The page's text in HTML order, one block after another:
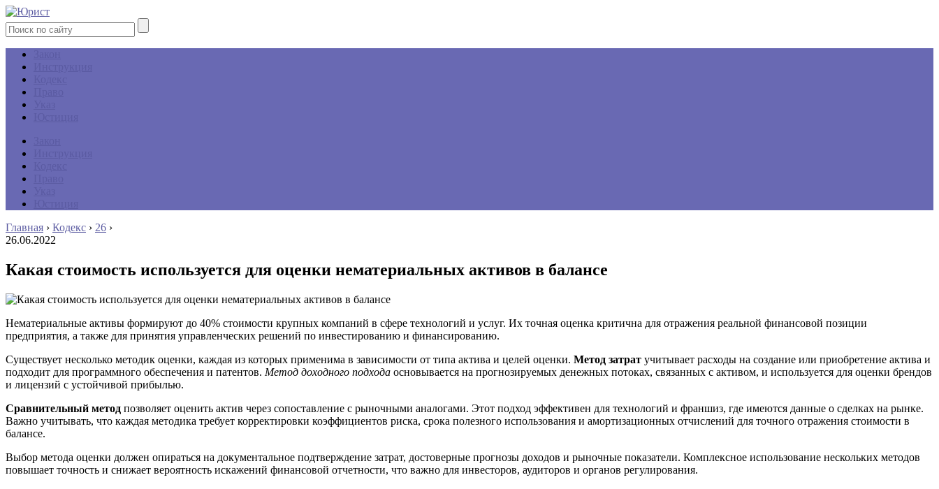
Главная › Кодекс › 26 ›
26.06.2022
Какая стоимость используется для оценки нематериальных активов в балансе
Нематериальные активы формируют до 40% стоимости крупных компаний в сфере технологий и услуг. Их точная оценка критична для отражения реальной финансовой позиции
предприятия, а также для принятия управленческих решений по инвестированию и финансированию.
Существует несколько методик оценки, каждая из которых применима в зависимости от типа актива и целей оценки. Метод затрат учитывает расходы на создание или приобретение актива и
подходит для программного обеспечения и патентов. Метод доходного подхода основывается на прогнозируемых денежных потоках, связанных с активом, и используется для оценки брендов
и лицензий с устойчивой прибылью.
Сравнительный метод позволяет оценить актив через сопоставление с рыночными аналогами. Этот подход эффективен для технологий и франшиз, где имеются данные о сделках на рынке.
Важно учитывать, что каждая методика требует корректировки коэффициентов риска, срока полезного использования и амортизационных отчислений для точного отражения стоимости в
балансе.
Выбор метода оценки должен опираться на документальное подтверждение затрат, достоверные прогнозы доходов и рыночные показатели. Комплексное использование нескольких методов
повышает точность и снижает вероятность искажений финансовой отчетности, что важно для инвесторов, аудиторов и органов регулирования.